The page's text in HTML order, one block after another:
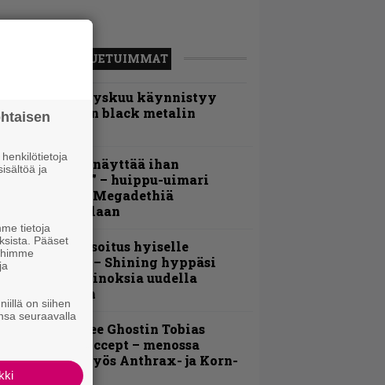
LUETUIMMAT
Espoon syyskuu käynnistyy
kotimaisen black metalin
”Mitalini näyttää ihan
plektralta” – huippu-uimari
jamittelee Megadethiä
palkinnollaan
Kunnianosoitus hyiselle
Pohjolalle – Shining hyppäsi
keskelle kinoksia uudella
videollaan
Näin lähtee Ghostin Tobias
Forgelta Accept – menossa
mukana myös Anthrax- ja Korn-
miehistöä
ja
tietoja
Pääset
on siihen
seuraavalla